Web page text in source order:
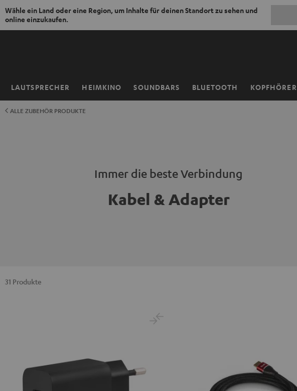
Wähle ein Land oder eine Region, um Inhalte für deinen Standort zu sehen und
online einzukaufen.
ZUM
LAUTSPRECHER HEIMKINO SOUNDBARS BLUETOOTH KOPFHÖRER
Startseite
ALLE ZUBEHÖR PRODUKTE
Immer die beste Verbindung
Kabel & Adapter
31 Produkte